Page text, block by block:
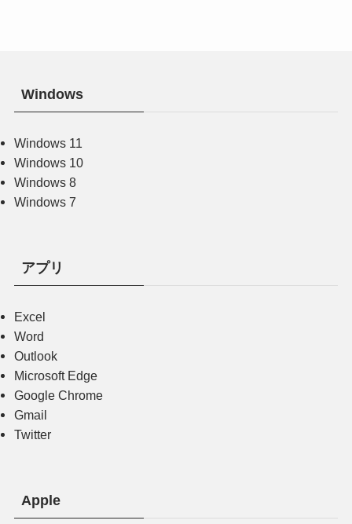
Windows
Windows 11
Windows 10
Windows 8
Windows 7
アプリ
Excel
Word
Outlook
Microsoft Edge
Google Chrome
Gmail
Twitter
Apple